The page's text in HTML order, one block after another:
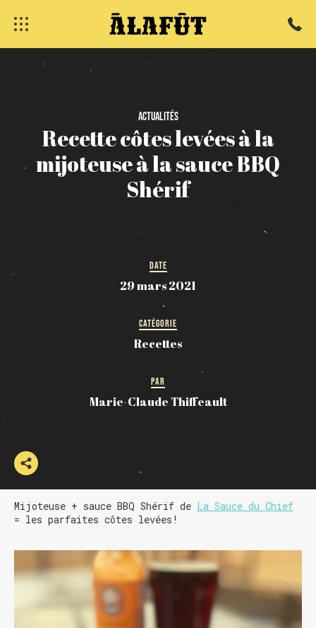
Actualités
Recettecôteslevéesàla
mijoteuseàlasauceBBQ
Shérif
DATE
29 mars 2021
CATÉGORIE
Recettes
PAR
Marie-Claude Thiffeault
Mijoteuse + sauce BBQ Shérif de La Sauce du Chief
= les parfaites côtes levées!